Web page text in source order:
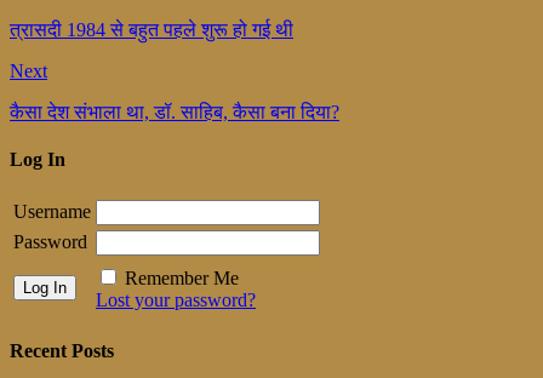
त्रासदी 1984 से बहुत पहले शुरू हो गई थी
Next
कैसा देश संभाला था, डॉ. साहिब, कैसा बना दिया?
Log In
Username
Password
Remember Me
Lost your password?
Recent Posts